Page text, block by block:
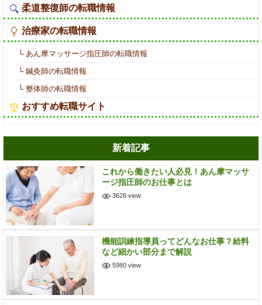
柔道整復師の転職情報
治療家の転職情報
└ あん摩マッサージ指圧師の転職情報
└ 鍼灸師の転職情報
└ 整体師の転職情報
おすすめ転職サイト
新着記事
これから働きたい人必見！あん摩マッサ
ージ指圧師のお仕事とは
3628 view
機能訓練指導員ってどんなお仕事？給料
など細かい部分まで解説
5980 view